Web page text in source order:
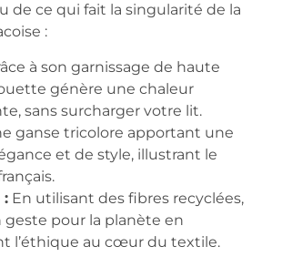
de ce qui fait la singularité de la
:
à son garnissage de haute
génère une chaleur
sans surcharger votre lit.
ganse tricolore apportant une
et de style, illustrant le
: En utilisant des fibres recyclées,
geste pour la planète en
l’éthique au cœur du textile.